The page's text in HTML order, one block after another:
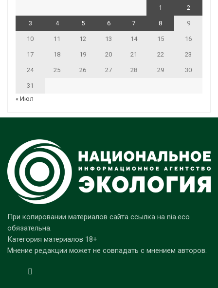
1 2
3 4 5 6 7 8 9
10 11 12 13 14 15 16
17 18 19 20 21 22 23
24 25 26 27 28 29 30
31
« Июл
При копировании материалов сайта ссылка на nia.eco
обязательна.
Категория материалов 18+
Мнение редакции может не совпадать с мнением авторов.